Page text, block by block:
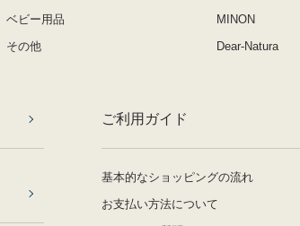
ベビー用品
その他
MINON
Dear-Natura
ご利用ガイド
基本的なショッピングの流れ
お支払い方法について